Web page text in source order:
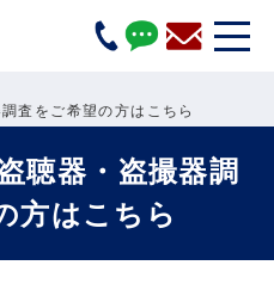
査をご希望の方はこちら
聴器・盗撮器調
方はこちら